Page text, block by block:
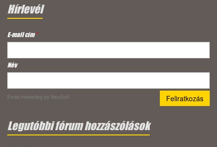
Hírlevél
E-mail cím*
Név
Email marketing by NeoSoft
Legutóbbi fórum hozzászólások